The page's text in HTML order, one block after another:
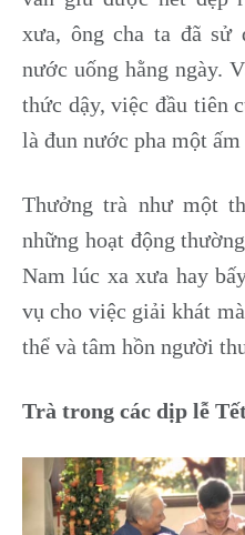
xưa, ông cha ta đã
nước uống hằng ngày.
thức dậy, việc đầu tiên
là đun nước pha một ấm
Thưởng trà như một
những hoạt động
Nam lúc xa xưa hay
vụ cho việc giải khát
thể và tâm hồn người
Trà trong các dịp lễ